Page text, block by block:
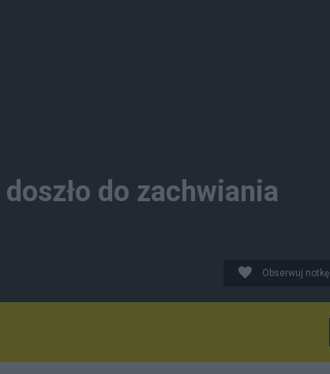
do zachwiania
Obserwuj notkę